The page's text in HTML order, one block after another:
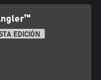
EDICIÓN